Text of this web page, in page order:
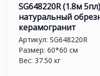
SG648220R (1.8м
натуральный
керамогранит
Артикул: SG648220R
Размер: 60*60 см
Вес: 37.50 кг